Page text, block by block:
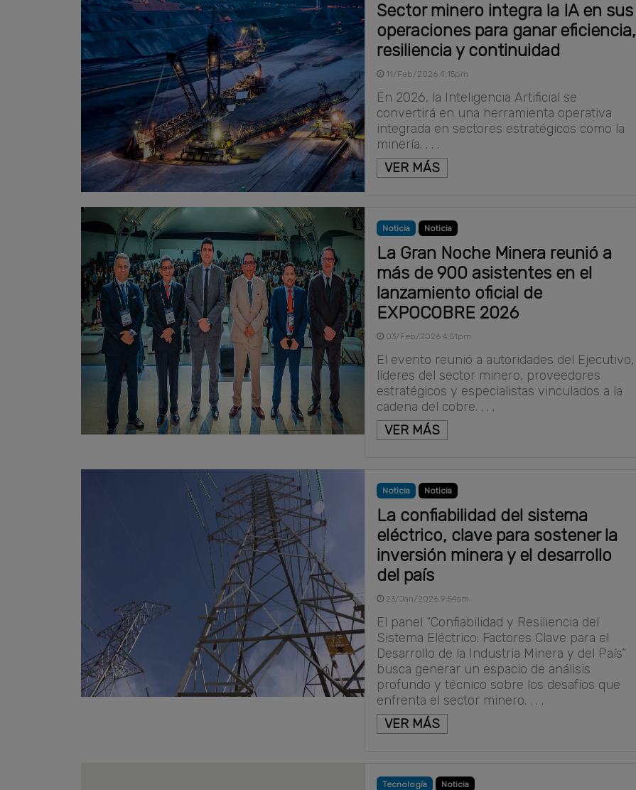
Sector minero integra la IA en sus
operaciones para ganar eficiencia,
resiliencia y continuidad
11/Feb/2026 4:15pm
En 2026, la Inteligencia Artificial se
convertirá en una herramienta operativa
integrada en sectores estratégicos como la
minería. . . .
VER MÁS
Noticia Noticia
La Gran Noche Minera reunió a
más de 900 asistentes en el
lanzamiento oficial de
EXPOCOBRE 2026
03/Feb/2026 4:51pm
El evento reunió a autoridades del Ejecutivo,
líderes del sector minero, proveedores
estratégicos y especialistas vinculados a la
cadena del cobre. . . .
VER MÁS
Noticia Noticia
La confiabilidad del sistema
eléctrico, clave para sostener la
inversión minera y el desarrollo
del país
23/Jan/2026 9:54am
El panel “Confiabilidad y Resiliencia del
Sistema Eléctrico: Factores Clave para el
Desarrollo de la Industria Minera y del País”
busca generar un espacio de análisis
profundo y técnico sobre los desafíos que
enfrenta el sector minero. . . .
VER MÁS
Tecnología Noticia